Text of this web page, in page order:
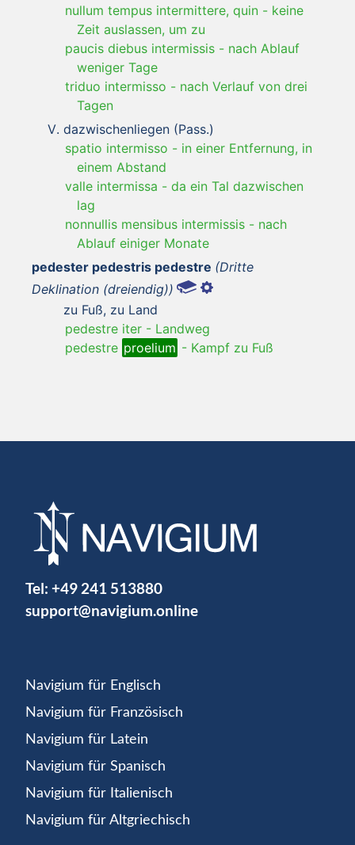
nullum tempus intermittere, quin - keine
Zeit auslassen, um zu
paucis diebus intermissis - nach Ablauf
weniger Tage
triduo intermisso - nach Verlauf von drei
Tagen
dazwischenliegen (Pass.)
spatio intermisso - in einer Entfernung, in
einem Abstand
valle intermissa - da ein Tal dazwischen
lag
nonnullis mensibus intermissis - nach
Ablauf einiger Monate
pedester pedestris pedestre (Dritte
Deklination (dreiendig))
zu Fuß, zu Land
pedestre iter - Landweg
pedestre proelium - Kampf zu Fuß
Tel: +49 241 513880
support@navigium.online
Navigium für Englisch
Navigium für Französisch
Navigium für Latein
Navigium für Spanisch
Navigium für Italienisch
Navigium für Altgriechisch